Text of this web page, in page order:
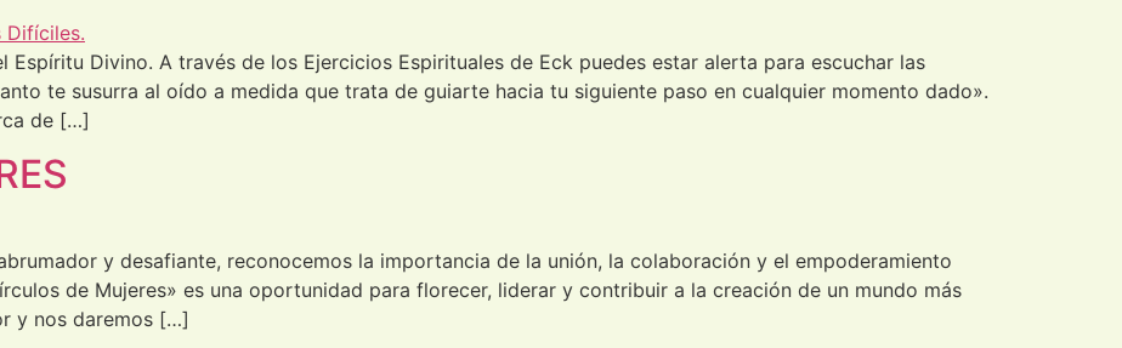
Espíritu Divino. A través de los Ejercicios Espirituales de Eck puedes estar alerta para escuchar las
te susurra al oído a medida que trata de guiarte hacia tu siguiente paso en cualquier momento dado».
de […]
y desafiante, reconocemos la importancia de la unión, la colaboración y el empoderamiento
de Mujeres» es una oportunidad para florecer, liderar y contribuir a la creación de un mundo más
y nos daremos […]